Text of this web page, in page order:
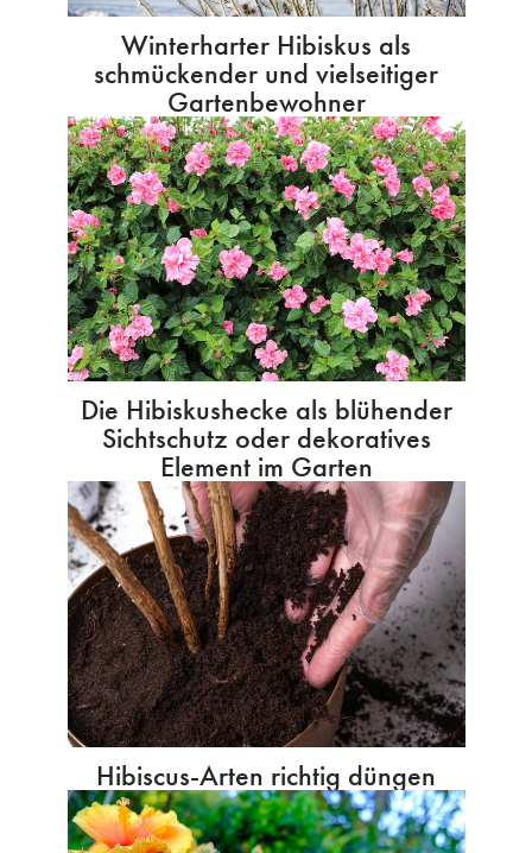
Winterharter Hibiskus als
schmückender und vielseitiger
Gartenbewohner
Die Hibiskushecke als blühender
Sichtschutz oder dekoratives
Element im Garten
Hibiscus-Arten richtig düngen